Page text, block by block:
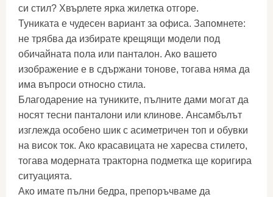
си стил? Хвърлете ярка жилетка отгоре.
Туниката е чудесен вариант за офиса. Запомнете:
не трябва да избирате крещящи модели под
обичайната пола или панталон. Ако вашето
изображение е в сдържани тонове, тогава няма да
има въпроси относно стила.
Благодарение на туниките, пълните дами могат да
носят тесни панталони или клинове. Ансамбълът
изглежда особено шик с асиметричен топ и обувки
на висок ток. Ако красавицата не харесва стилето,
тогава модерната тракторна подметка ще коригира
ситуацията.
Ако имате пълни бедра, препоръчваме да